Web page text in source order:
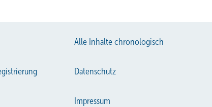
Alle Inhalte chronologisch
Datenschutz
Impressum